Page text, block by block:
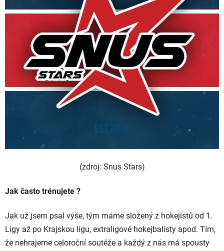
(zdroj: Snus Stars)
Jak často trénujete ?
Jak už jsem psal výše, tým máme složený z hokejistů od 1.
Ligy až po Krajskou ligu, extraligové hokejbalisty apod. Tím,
že nehrajeme celoroční soutěže a každý z nás má spousty